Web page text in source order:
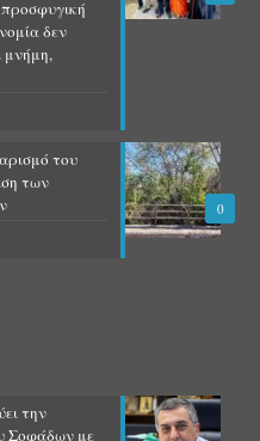
δεν
μνήμη,
0
του
των
την
Σοφάδων με